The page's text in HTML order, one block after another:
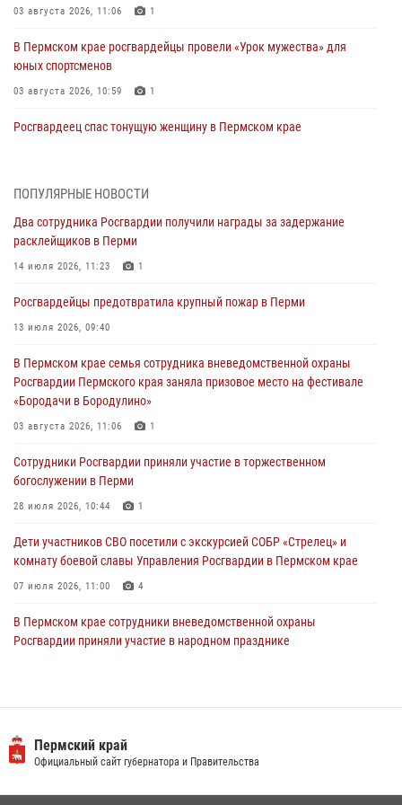
03 августа 2026, 11:06 1
В Пермском крае росгвардейцы провели «Урок мужества» для
юных спортсменов
03 августа 2026, 10:59 1
Росгвардеец спас тонущую женщину в Пермском крае
Сотрудники Росгвардии приняли участие в торжественном
28 июля 2026, 10:44 1
Росгвардейцы оказали силовую поддержку при задержании
28 июля 2026, 06:15
ведомственной акции «Каникулы с Росгвардией»
24 июля 2026, 08:45
Юные защитники порядка: росгвардейцы провели день в клубе
24 июля 2026, 08:43
ПОПУЛЯРНЫЕ НОВОСТИ
Два сотрудника Росгвардии получили награды за задержание
расклейщиков в Перми
14 июля 2026, 11:23 1
Росгвардейцы предотвратила крупный пожар в Перми
13 июля 2026, 09:40
В Пермском крае семья сотрудника вневедомственной охраны
Росгвардии Пермского края заняла призовое место на фестивале
«Бородачи в Бородулино»
03 августа 2026, 11:06 1
Сотрудники Росгвардии приняли участие в торжественном
богослужении в Перми
28 июля 2026, 10:44 1
Дети участников СВО посетили с экскурсией СОБР «Стрелец» и
комнату боевой славы Управления Росгвардии в Пермском крае
07 июля 2026, 11:00 4
В Пермском крае сотрудники вневедомственной охраны
Росгвардии приняли участие в народном празднике
прошло патриотическое мероприятие
03 августа 2026, 11:09
Пермский край
Официальный сайт губернатора и Правительства